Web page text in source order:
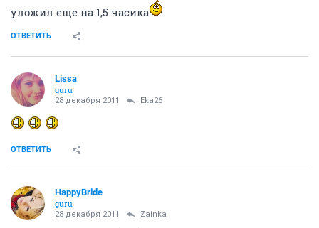
уложил еще на 1,5 часика
ОТВЕТИТЬ
Lissa
guru
28 декабря 2011 Eka26
ОТВЕТИТЬ
HappyBride
guru
28 декабря 2011 Zainka